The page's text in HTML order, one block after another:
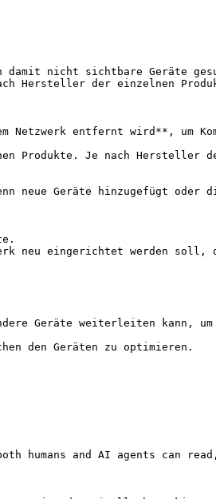
Hersteller der einzelnen
Geräte weiterleiten kann,
den Geräten zu optimieren.
humans and AI agents can